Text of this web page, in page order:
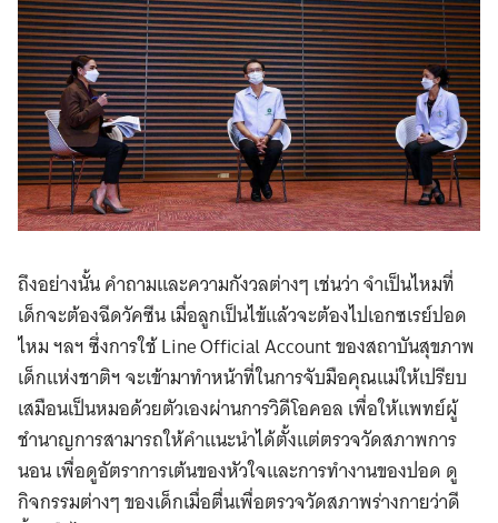
ถึงอย่างนั้น คำถามและความกังวลต่างๆ เช่นว่า จำเป็นไหมที่
เด็กจะต้องฉีดวัคซีน เมื่อลูกเป็นไข้แล้วจะต้องไปเอกซเรย์ปอด
ไหม ฯลฯ ซึ่งการใช้ Line Official Account ของสถาบันสุขภาพ
เด็กแห่งชาติฯ จะเข้ามาทำหน้าที่ในการจับมือคุณแม่ให้เปรียบ
เสมือนเป็นหมอด้วยตัวเองผ่านการวิดีโอคอล เพื่อให้แพทย์ผู้
ชำนาญการสามารถให้คำแนะนำได้ตั้งแต่ตรวจวัดสภาพการ
นอน เพื่อดูอัตราการเต้นของหัวใจและการทำงานของปอด ดู
กิจกรรมต่างๆ ของเด็กเมื่อตื่นเพื่อตรวจวัดสภาพร่างกายว่าดี